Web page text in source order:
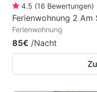
4.5 (16 Bewertungen)
Ferienwohnung 2 Am
Ferienwohnung
85€ /Nacht